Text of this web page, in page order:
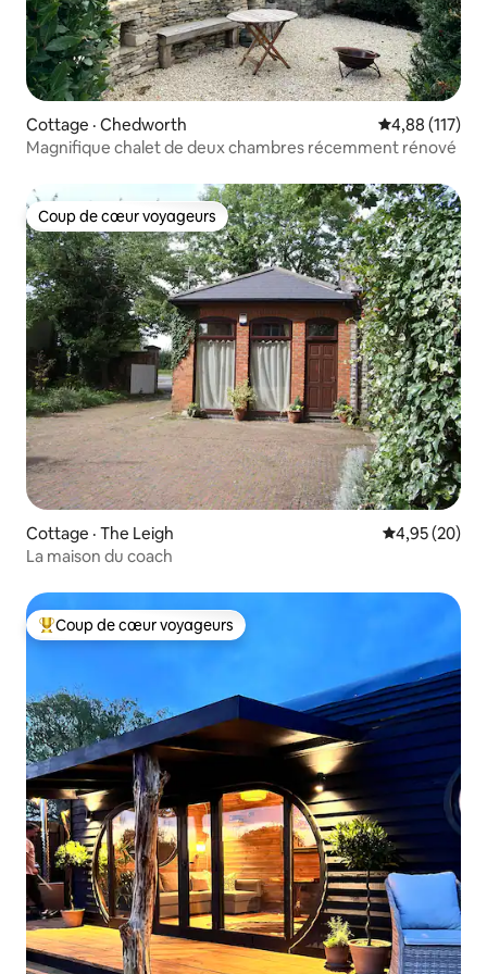
Cottage · Chedworth Note
4,88 (117)
Magnifique chalet de deux chambres récemment rénové
Coup de cœur voyageurs
Coup de cœur voyageurs
Cottage · The Leigh Note
4,95 (20)
La maison du coach
Coup de cœur voyageurs parmi les plus aimés
Coup de cœur voyageurs